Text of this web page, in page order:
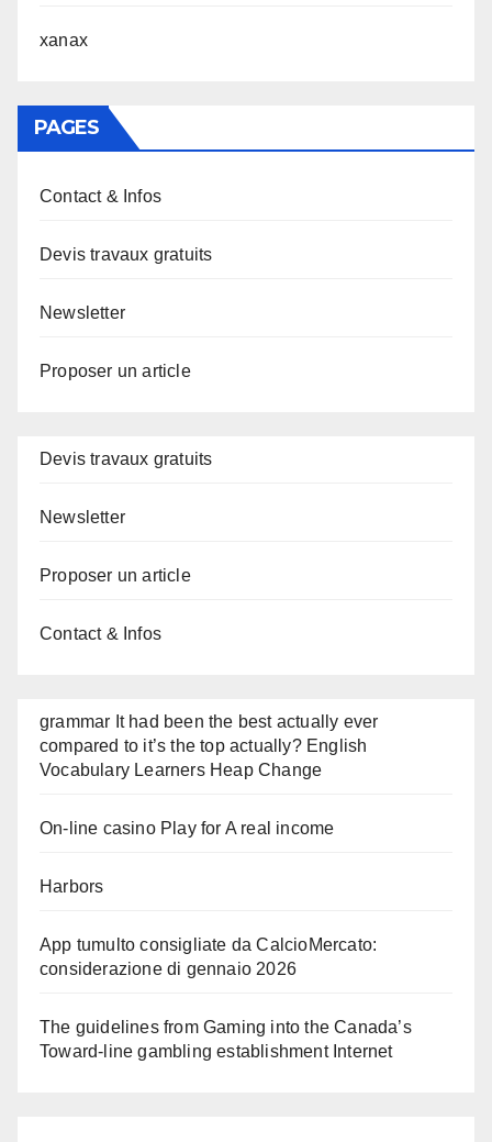
xanax
PAGES
Contact & Infos
Devis travaux gratuits
Newsletter
Proposer un article
Devis travaux gratuits
Newsletter
Proposer un article
Contact & Infos
grammar It had been the best actually ever
compared to it’s the top actually? English
Vocabulary Learners Heap Change
On-line casino Play for A real income
Harbors
App tumulto consigliate da CalcioMercato:
considerazione di gennaio 2026
The guidelines from Gaming into the Canada’s
Toward-line gambling establishment Internet